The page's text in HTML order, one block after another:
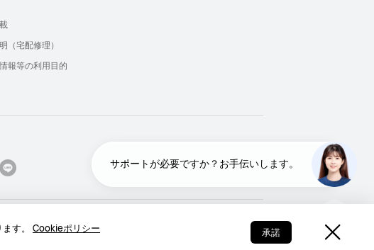
す。 Cookieポリシー 承諾
（宅配修理）
報等の利用目的
Japan - 日本語
ー
サポートが必要ですか？お手伝いします。